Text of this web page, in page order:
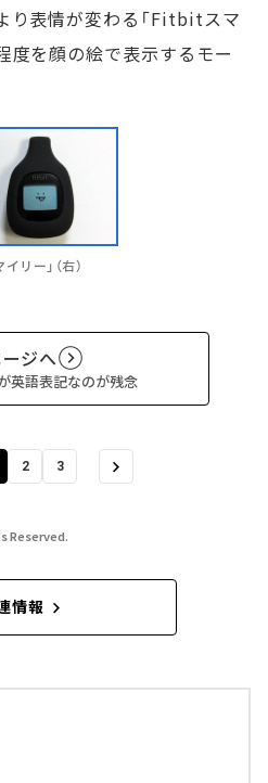
り表情が変わる「Fitbitスマ
度を顔の絵で表示するモー
リー」（右）
ジへ
英語表記なのが残念
2 3
Reserved.
情報